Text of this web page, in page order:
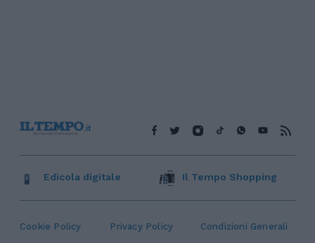
Cookie Policy Privacy Policy Condizioni Generali
Edicola digitale Il Tempo Shopping